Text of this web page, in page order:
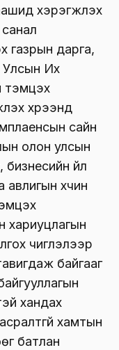
хэрэгжүүлэх
газрын дарга,
Улсын Их
тэмцэх
хүрээнд
сайн
олон улсын
үйл
хүчин
хариуцлагын
чиглэлээр
байгааг
хандах
хамтын
батлан